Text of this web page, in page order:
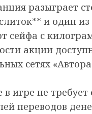
разыграет
и один из
сейфа с
акции
сетях
в игре не требует
переводов